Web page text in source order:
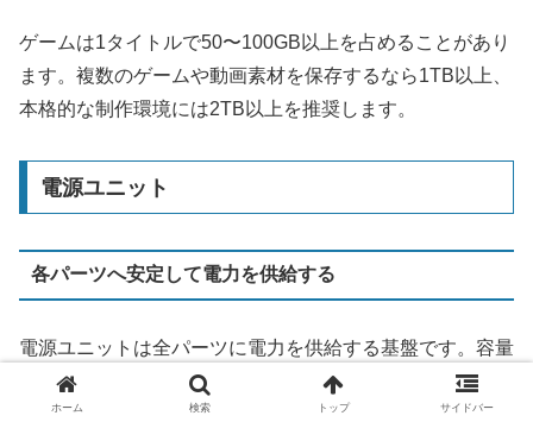
ゲームは1タイトルで50〜100GB以上を占めることがあり
ます。複数のゲームや動画素材を保存するなら1TB以上、
本格的な制作環境には2TB以上を推奨します。
電源ユニット
各パーツへ安定して電力を供給する
電源ユニットは全パーツに電力を供給する基盤です。容量
が不足すると高負荷時に突然シャットダウンするトラブル
が発生します。
ホーム 検索 トップ サイドバー